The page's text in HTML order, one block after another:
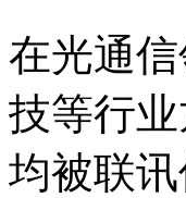
在光通
技等行业
均被联